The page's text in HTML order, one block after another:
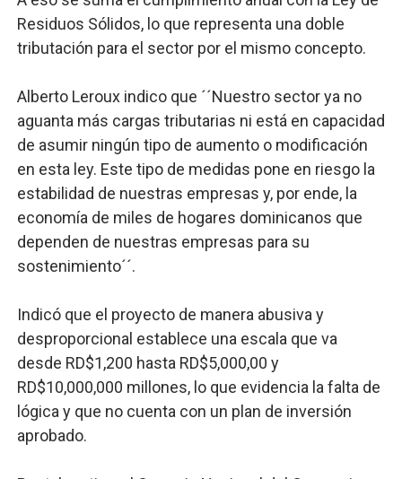
Residuos Sólidos, lo que representa una doble
tributación para el sector por el mismo concepto.
Alberto Leroux indico que ´´Nuestro sector ya no
aguanta más cargas tributarias ni está en capacidad
de asumir ningún tipo de aumento o modificación
en esta ley. Este tipo de medidas pone en riesgo la
estabilidad de nuestras empresas y, por ende, la
economía de miles de hogares dominicanos que
dependen de nuestras empresas para su
sostenimiento´´.
Indicó que el proyecto de manera abusiva y
desproporcional establece una escala que va
desde RD$1,200 hasta RD$5,000,00 y
RD$10,000,000 millones, lo que evidencia la falta de
lógica y que no cuenta con un plan de inversión
aprobado.